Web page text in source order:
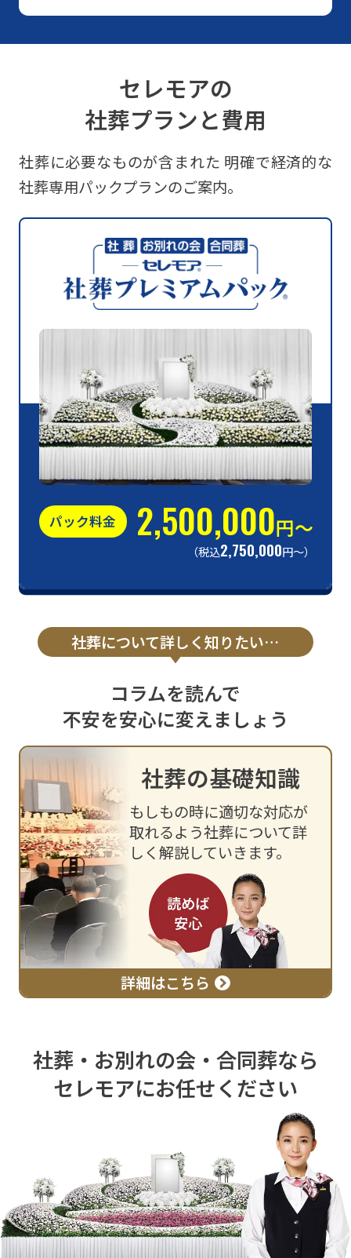
セレモアの
社葬プランと費用
社葬に必要なものが含まれた 明確で経済的な
社葬専用パックプランのご案内。
パック料金 2,500,000円〜
（税込2,750,000円〜）
社葬について詳しく知りたい…
コラムを読んで
不安を安心に変えましょう
社葬の基礎知識
もしもの時に適切な対応が
取れるよう社葬について詳
しく解説していきます。
詳細はこちら
社葬・お別れの会・合同葬なら
セレモアにお任せください